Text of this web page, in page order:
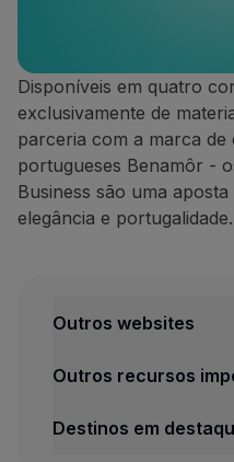
Disponíveis em quatro
exclusivamente de
parceria com a marca de
portugueses Benamôr -
Business são uma
elegância e portugalidade.
Outros websites
TAP Air Cargo
TAP Store
Outros recursos
Condições de
Destinos em